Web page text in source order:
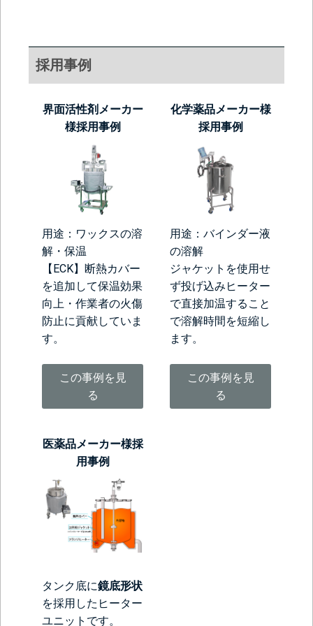
採用事例
界面活性剤メーカー
様採用事例
用途：ワックスの溶
解・保温
【ECK】断熱カバー
を追加して保温効果
向上・作業者の火傷
防止に貢献していま
す。
この事例を見
る
化学薬品メーカー様
採用事例
用途：バインダー液
の溶解
ジャケットを使用せ
ず投げ込みヒーター
で直接加温すること
で溶解時間を短縮し
ます。
この事例を見
る
医薬品メーカー様採
用事例
タンク底に鏡底形状
を採用したヒーター
ユニットです。